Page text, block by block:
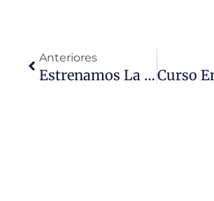
Anteriores
Estrenamos La #jugadamágica